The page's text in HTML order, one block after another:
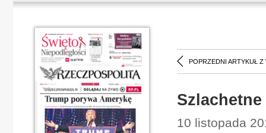
POPRZEDNI ARTYKUŁ Z
10 listopada